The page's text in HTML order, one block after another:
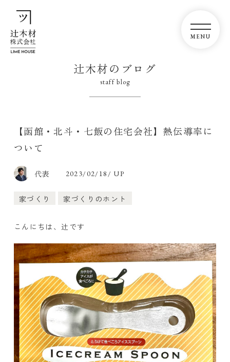
辻木材のブログ
staff blog
【函館・北斗・七飯の住宅会社】熱伝導率に
ついて
代表 2023/02/18/ UP
家づくり 家づくりのホント
こんにちは、辻です